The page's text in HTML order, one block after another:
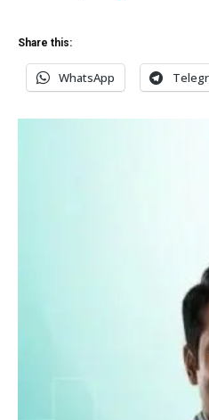
Share this:
WhatsApp